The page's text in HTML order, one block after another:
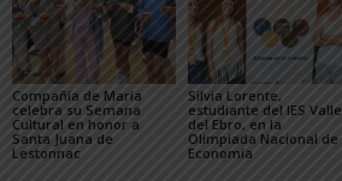
Compañía de María
celebra su Semana
Cultural en honor a
Santa Juana de
Lestonnac
Silvia Lorente,
estudiante del IES Valle
del Ebro, en la
Olimpiada Nacional de
Economía